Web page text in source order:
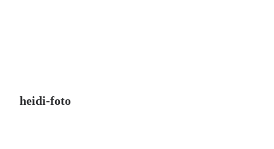
heidi-foto